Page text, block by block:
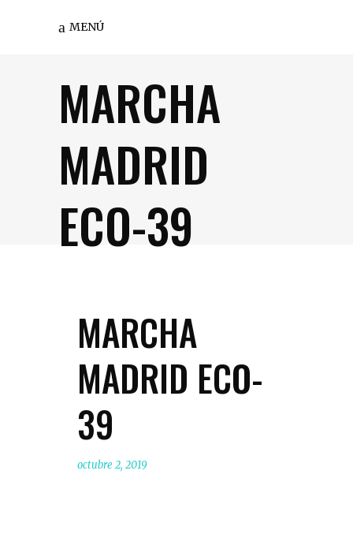
MENÚ
MARCHA
MADRID
ECO-39
MARCHA
MADRID ECO-
39
octubre 2, 2019